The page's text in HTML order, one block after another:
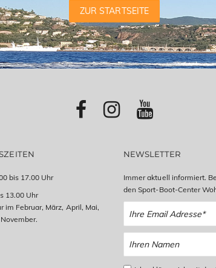
ZUR STARTSEITE
bis 17.00 Uhr
13.00 Uhr
im Februar, März, April, Mai,
NEWSLETTER
Immer aktuell informiert.
den Sport-Boot-Center